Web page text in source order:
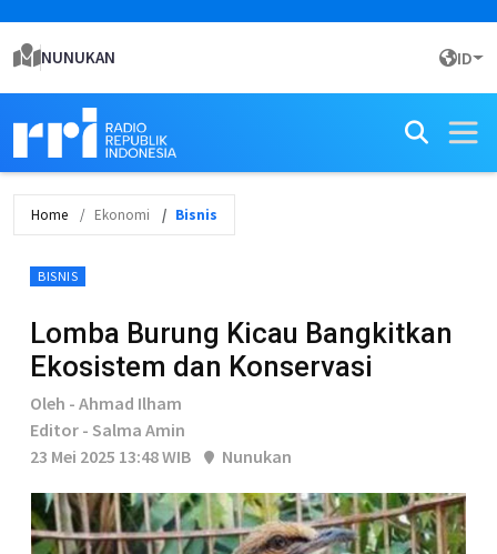
NUNUKAN ID
Home Ekonomi Bisnis
BISNIS
Lomba Burung Kicau Bangkitkan
Ekosistem dan Konservasi
Oleh - Ahmad Ilham
Editor - Salma Amin
23 Mei 2025 13:48 WIB
Nunukan